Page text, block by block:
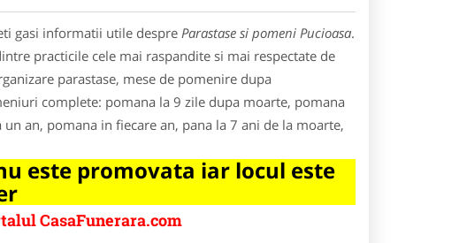
gasi informatii utile despre Parastase si pomeni Pucioasa.
practicile cele mai raspandite si mai respectate de
parastase, mese de pomenire dupa
complete: pomana la 9 zile dupa moarte, pomana
an, pomana in fiecare an, pana la 7 ani de la moarte,
este promovata iar locul este
CasaFunerara.com